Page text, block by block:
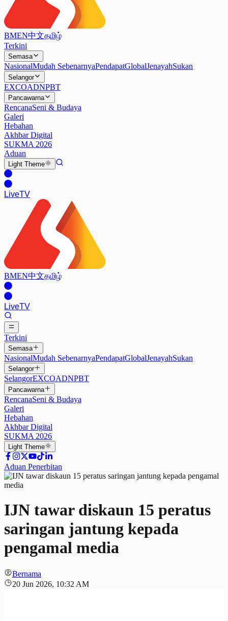
BMEN中文தமிழ்
Terkini
Semasa
NasionalMudah SebenarnyaPendapatGlobalJenayahSukan
Selangor
EXCOADNPBT
Pancawarna
RencanaSeni & Budaya
Galeri
Hebahan
Akhbar Digital
SUKMA 2026
Aduan
Light Theme
LiveTV
BMEN中文தமிழ்
LiveTV
Terkini
Semasa
NasionalMudah SebenarnyaPendapatGlobalJenayahSukan
Selangor
SelangorEXCOADNPBT
Pancawarna
RencanaSeni & Budaya
Galeri
Hebahan
Akhbar Digital
SUKMA 2026
Light Theme
Aduan Penerbitan
IJN tawar diskaun 15 peratus
saringan jantung kepada
pengamal media
Bernama
20 Jun 2026, 10:32 AM